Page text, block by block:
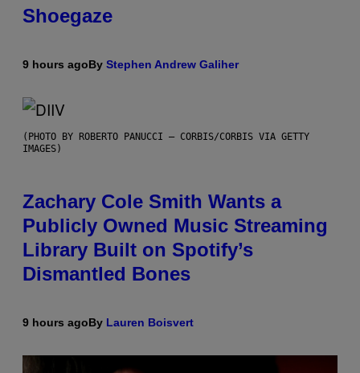
Shoegaze
9 hours agoBy Stephen Andrew Galiher
(PHOTO BY ROBERTO PANUCCI – CORBIS/CORBIS VIA GETTY
IMAGES)
Zachary Cole Smith Wants a
Publicly Owned Music Streaming
Library Built on Spotify’s
Dismantled Bones
9 hours agoBy Lauren Boisvert